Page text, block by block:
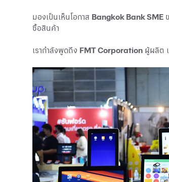
มองเป็นเห็นโอกาส Bangkok Bank SME
ซื้อสินค้า
เรากำลังพูดถึง FMT Corporation ผู้ผลิต